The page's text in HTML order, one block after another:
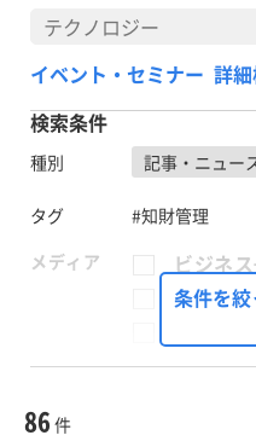
イベント・セミナー 詳
検索条件
種別 記事・ニュー
タグ
#知財管理
メディア
ビジネ
Seizo
条件を
86 件